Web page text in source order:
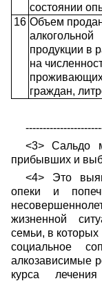
состоянии
16 Объем
алкогольной
продукции в
на
граждан,
<3> Сальдо
прибывших и
<4> Это
опеки и
жизненной
семьи, в
социальное
алкозависимые
курса